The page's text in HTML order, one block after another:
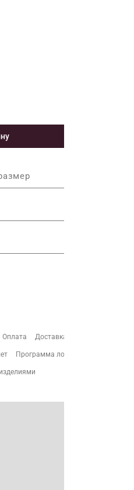
Оплата Доставка
Программа лояльности